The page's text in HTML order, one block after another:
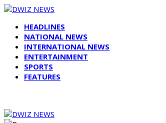
HEADLINES
NATIONAL NEWS
INTERNATIONAL NEWS
ENTERTAINMENT
SPORTS
FEATURES